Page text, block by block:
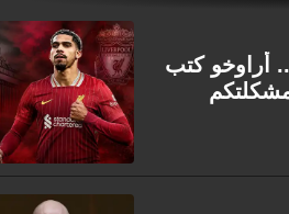
أراوخو كتب
مشكلتكم